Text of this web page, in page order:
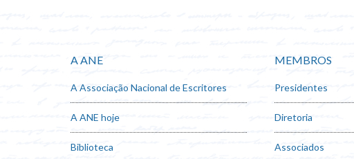
A ANE
A Associação Nacional de Escritores
A ANE hoje
Biblioteca
MEMBROS
Presidentes
Diretoria
Associados